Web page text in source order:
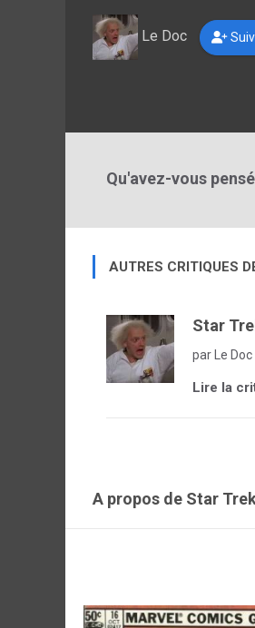
Le Doc
Qu'avez-vous
AUTRES CRITIQUES
Star
par Le Doc
Lire la
A propos de Star